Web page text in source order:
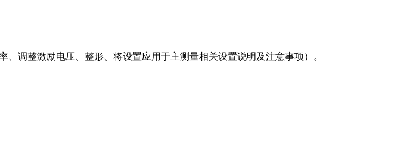
调整激励电压、整形、将设置应用于主测量相关设置说明及注意事项）。